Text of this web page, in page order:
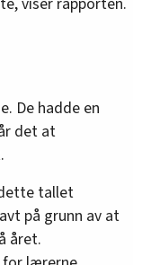
De hadde en
det at
tallet
på grunn av at
året.